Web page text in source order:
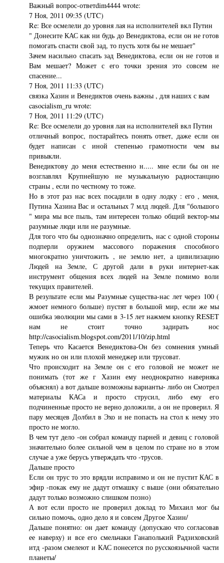
Важный вопрос-ответdim4444 wrote:
7 Ноя, 2011 09:35 (UTC)
Re: Все осмелели до уровня лая на исполнителей вкл Путин
" Донесите КАС как ни будь до Венедиктова, если он не готов
помогать спасти свой зад, то пусть хотя бы не мешает"
Зачем насильно спасать зад Венедиктова, если он не готов и
Вам мешает? Может с его точки зрения это совсем не
спасение...
7 Ноя, 2011 11:33 (UTC)
связка Хазин и Венедиктов очень важны , для наших с вам
casocialism_ru wrote:
7 Ноя, 2011 11:29 (UTC)
Re: Все осмелели до уровня лая на исполнителей вкл Путин
отличный вопрос, постарайтесь понять ответ, даже если он
будет написан с иной степенью грамотности чем вы
привыкли.
Венедиктову до меня естественно н..... мне если бы он не
возглавлял Крупнейшую не музыкальную радиостанцию
страны , если по честному то тоже.
Но в этот раз нас всех посадили в одну лодку : его , меня,
Путина Хазина Вас и остальных 7 млд людей. Для "большого
" мира мы все пыль, там интересен только общий вектор-мы
разумные люди или не разумные.
Для того что бы однозначно определить, нас с одной стороны
подперли оружием массового поражения способного
многократно уничтожить , не землю нет, а цивилизацию
Людей на Земле, С другой дали в руки интернет-как
инструмент общения всех людей на Земле помимо воли
текущих правителей.
В результате если мы Разумные существа-нас лет через 100 (
жмоет немного больше) пустят в большой мир, если же мы
ошибка эволюции мы сами в 3-15 лет нажмем кнопку RESET
нам не стоит точно задирать нос
http://casocialism.blogspot.com/2011/10/zip.html
Теперь что Касается Венедиктова-Он без сомнения умный
мужик но он или плохой менеджер или трусоват.
Что происходит на Земле он с его головой не может не
понимать (тот же г Хазин ему неоднократно наверняка
объяснял) а вот дальше возможны варианты- либо он Смотрел
материалы КАСа и просто струсил, либо ему его
подчиненные просто не верно доложили, а он не проверил. Я
пару месяцев Долбил в Эхо и не попасть на стол к нему это
просто не могло.
В чем тут дело -он собрал команду парней и девиц с головой
значительно более сильной чем в целом по стране но в этом
случае а уже берусь утверждать что -трусов.
Дальше просто
Если он трус то это врядли исправимо и он не пустит КАС в
эфир -покак ему не дадут отмашку с выше (они обязательно
дадут только возможно слишком позно)
А вот если просто не проверил доклад то Михаил мог бы
сильно помочь, одно дело я и совсем Другое Хазин/
Дальше понятно: он дает команду (допускаю что согласовав
ее наверху) и все его смельчаки Ганаполький Радзиховский
итд -разом смелеют и КАС понесется по русскоязычной части
планеты/